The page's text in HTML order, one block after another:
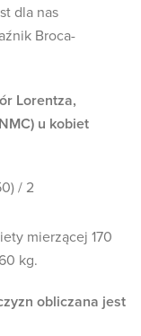
dla nas
Broca-
Lorentza,
u kobiet
/ 2
mierzącej 170
kg.
obliczana jest